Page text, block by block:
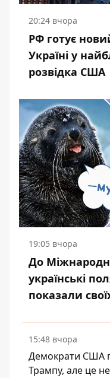
20:24 вчора
РФ готує
Україні у
розвідка США
19:05 вчора
До
українські
показали
15:48 вчора
Демократи США
Трампу, але це